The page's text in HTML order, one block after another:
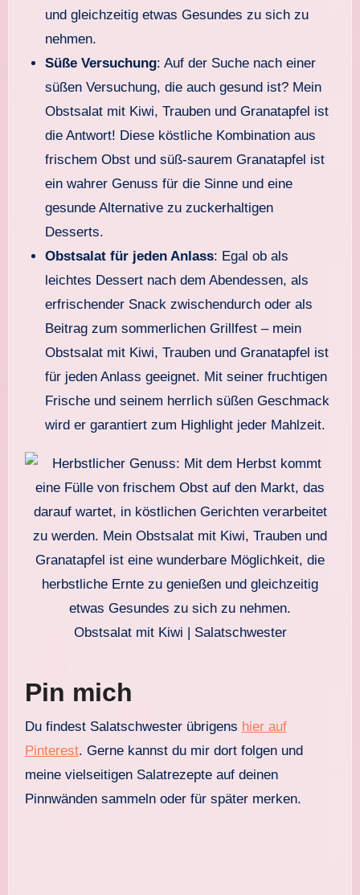
und gleichzeitig etwas Gesundes zu sich zu
nehmen.
Süße Versuchung: Auf der Suche nach einer
süßen Versuchung, die auch gesund ist? Mein
Obstsalat mit Kiwi, Trauben und Granatapfel ist
die Antwort! Diese köstliche Kombination aus
frischem Obst und süß-saurem Granatapfel ist
ein wahrer Genuss für die Sinne und eine
gesunde Alternative zu zuckerhaltigen
Desserts.
Obstsalat für jeden Anlass: Egal ob als
leichtes Dessert nach dem Abendessen, als
erfrischender Snack zwischendurch oder als
Beitrag zum sommerlichen Grillfest – mein
Obstsalat mit Kiwi, Trauben und Granatapfel ist
für jeden Anlass geeignet. Mit seiner fruchtigen
Frische und seinem herrlich süßen Geschmack
wird er garantiert zum Highlight jeder Mahlzeit.
Obstsalat mit Kiwi | Salatschwester
Pin mich
Du findest Salatschwester übrigens hier auf
Pinterest. Gerne kannst du mir dort folgen und
meine vielseitigen Salatrezepte auf deinen
Pinnwänden sammeln oder für später merken.